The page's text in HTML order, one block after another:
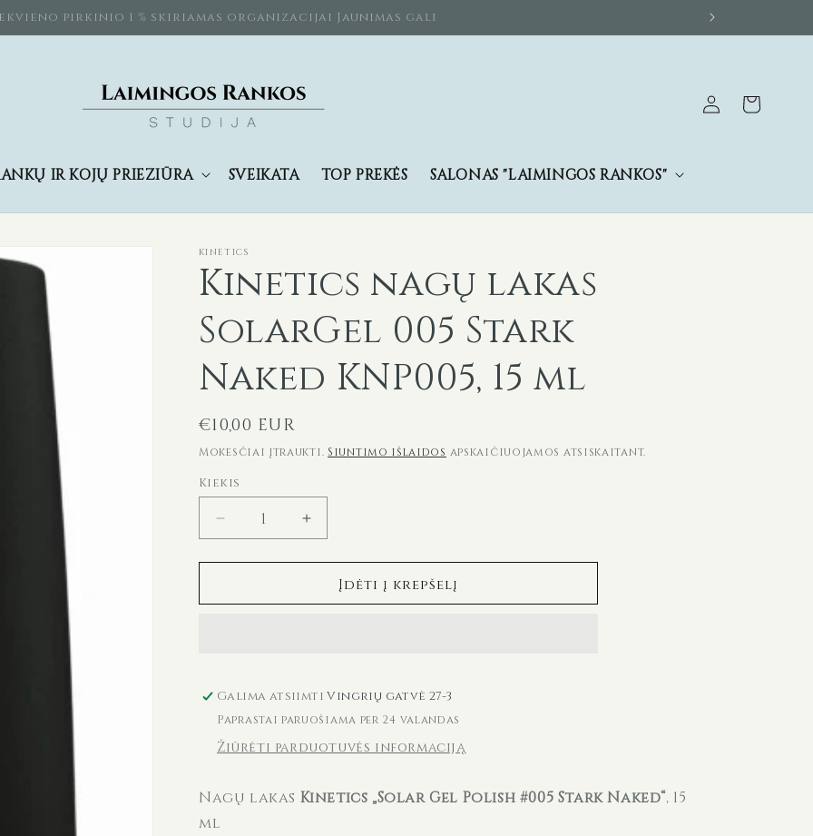
pirkinio 1 % skiriamas organizacijai Jaunimas gali
IR KOJŲ PRIEŽIŪRA SVEIKATA TOP PREKĖS SALONAS "LAIMINGOS RANKOS"
Prisijungti
Krepšelis
KINETICS
Kinetics nagų lakas
SolarGel 005 Stark
Naked KNP005, 15 ml
Įprasta
kaina
€10,00 EUR
Mokesčiai įtraukti. Siuntimo išlaidos apskaičiuojamos atsiskaitant.
Kiekis
Sumažinti
nagų
SolarGel
15
ml
kiekį
Padidinti
nagų
lakas
SolarGel
15
ml
kiekį
Įdėti į krepšelį
Galima atsiimtiVingrių gatvė 27-3
Paprastai paruošiama per 24 valandas
Žiūrėti parduotuvės informaciją
Nagų lakas Kinetics „Solar Gel Polish #005 Stark Naked“, 15
ml